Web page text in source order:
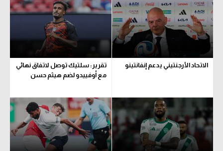
الاتحاد الأرجنتيني يدعم إنفانتينو
تقرير: سلتيك توصل لاتفاق نهائي
مع أوفييدو لضم هيثم حسن